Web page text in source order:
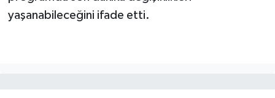
yaşanabileceğini ifade etti.